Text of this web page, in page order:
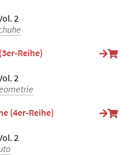
2
Reihe)
2
(4er-Reihe)
2